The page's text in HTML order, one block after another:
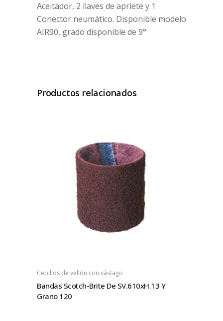
Aceitador, 2 llaves de apriete y 1
Conector neumático. Disponible modelo
AIR90, grado disponible de 9°
Productos relacionados
Cepillos de vellón con vástago
Bandas Scotch-Brite De SV.610xH.13 Y
Grano 120